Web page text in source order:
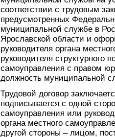
соответствии с трудовым
предусмотренных
муниципальной службе в
Ярославской области и
руководителя органа
руководителя структурного
самоуправления с правом
должность муниципальной
Трудовой договор
подписывается с одной
самоуправления или
органа местного
другой стороны – лицом,